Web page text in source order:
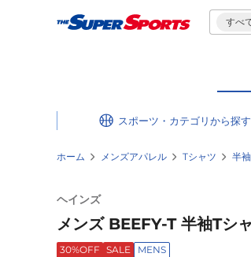
すべ
スポーツ・カテゴリ
ホーム メンズアパレル Tシャツ 半
ヘインズ
メンズ BEEFY-T 半袖Tシ
30%OFF SALE MENS